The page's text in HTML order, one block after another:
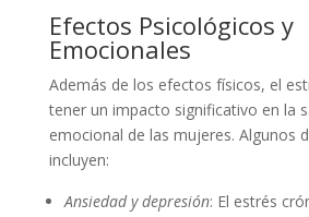
Efectos Psicológicos y
Emocionales
Además de los efectos físicos, el
tener un impacto significativo en la
emocional de las mujeres. Algunos
incluyen:
Ansiedad y depresión: El estrés